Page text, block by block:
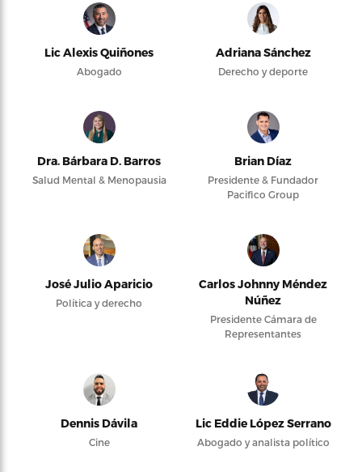
Lic Alexis Quiñones
Abogado
Adriana Sánchez
Derecho y deporte
Dra. Bárbara D. Barros
Salud Mental & Menopausia
Brian Díaz
Presidente & Fundador
Pacifico Group
José Julio Aparicio
Política y derecho
Carlos Johnny Méndez
Núñez
Presidente Cámara de
Representantes
Dennis Dávila
Cine
Lic Eddie López Serrano
Abogado y analista político